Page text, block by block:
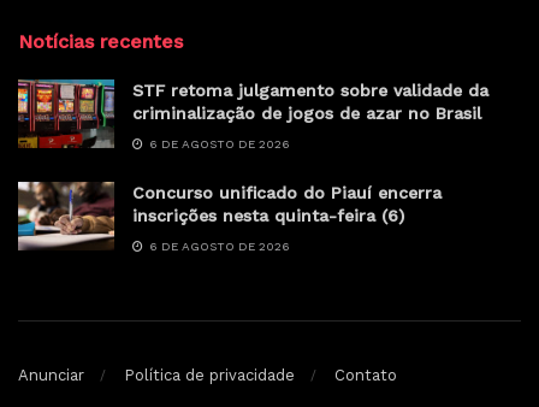
Notícias recentes
STF retoma julgamento sobre validade da
criminalização de jogos de azar no Brasil
6 DE AGOSTO DE 2026
Concurso unificado do Piauí encerra
inscrições nesta quinta-feira (6)
6 DE AGOSTO DE 2026
Anunciar Política de privacidade Contato